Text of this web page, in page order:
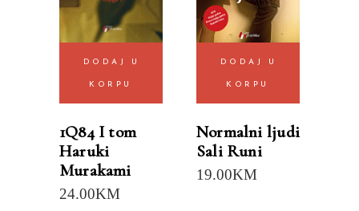
DODAJ U
KORPU
1Q84 I tom
Haruki
Murakami
24.00KM
DODAJ U
KORPU
Normalni ljudi
Sali Runi
19.00KM